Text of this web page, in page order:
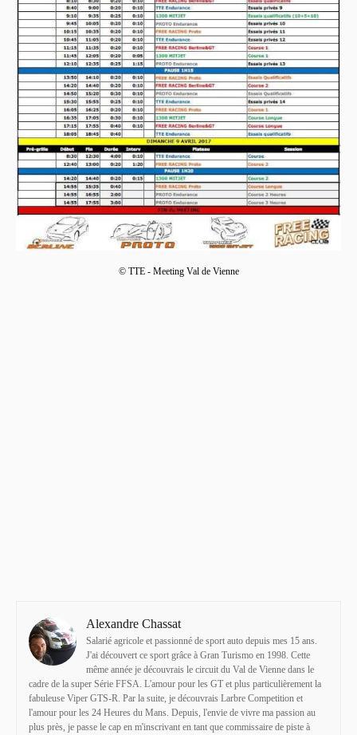
© TTE - Meeting Val de Vienne
Alexandre Chassat
Salarié agricole et passionné de sport auto depuis mes 15 ans.
J'ai découvert ce sport grâce à Gran Turismo en 1998. Cette
même année je découvrais le circuit du Val de Vienne dans le
cadre de la super Série FFSA. L'amour pour les GT et plus particulièrement la
fabuleuse Viper GTS-R. Par la suite, je découvrais Larbre Competition et
l'amour pour les 24 Heures du Mans. Depuis, l'envie de vivre ma passion au
plus près, je passe le cap en m'inscrivant en tant que commissaire de piste à